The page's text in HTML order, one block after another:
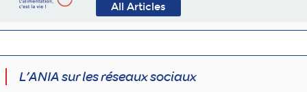
All Articles
L’ANIA sur les réseaux sociaux